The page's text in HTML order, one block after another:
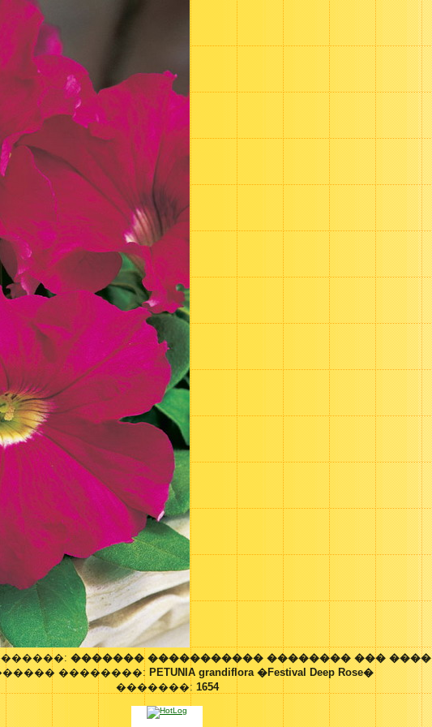
������� ����������� �������� ��� ����
��������: PETUNIA grandiflora �Festival Deep Rose�
�������: 1654